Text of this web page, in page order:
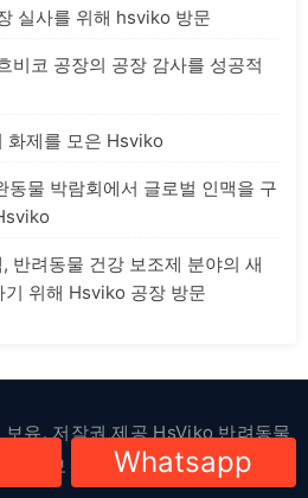
실사를 위해 hsviko 방문
비코 공장의 공장 감사를 성공적
화제를 모은 Hsviko
동물 박람회에서 글로벌 인맥을 구
반려동물 건강 보조제 분야의 새
기 위해 Hsviko 공장 방문
Whatsapp
유. 저작권 제공HsViko 반려동물
개인정보 보호정책